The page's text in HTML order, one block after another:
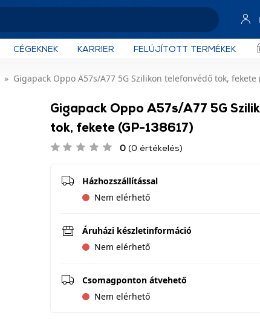
CÉGEKNEK KARRIER FELÚJÍTOTT TERMÉKEK
Gigapack Oppo A57s/A77 5G Szilikon telefonvédő tok, fekete
Gigapack Oppo A57s/A77 5G
tok, fekete (GP-138617)
0 (0 értékelés)
Házhozszállítással
Nem elérhető
Áruházi készletinformáció
Nem elérhető
Csomagponton átvehető
Nem elérhető